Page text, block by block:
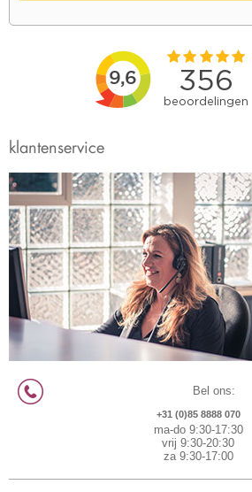
klantenservice
Bel ons:
+31 (0)85 8888 070
ma-do 9:30-17:30
vrij 9:30-20:30
za 9:30-17:00